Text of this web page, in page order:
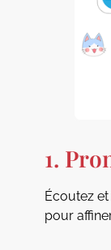
1.
Écoutez
pour